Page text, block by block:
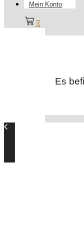
Mein Konto
0
Es